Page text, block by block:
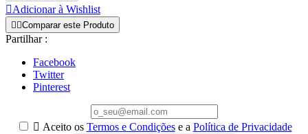
Adicionar à Wishlist
 Comparar este Produto
Partilhar :
Facebook
Twitter
Pinterest
 Aceito os Termos e Condiçõese a Política de Privacidade